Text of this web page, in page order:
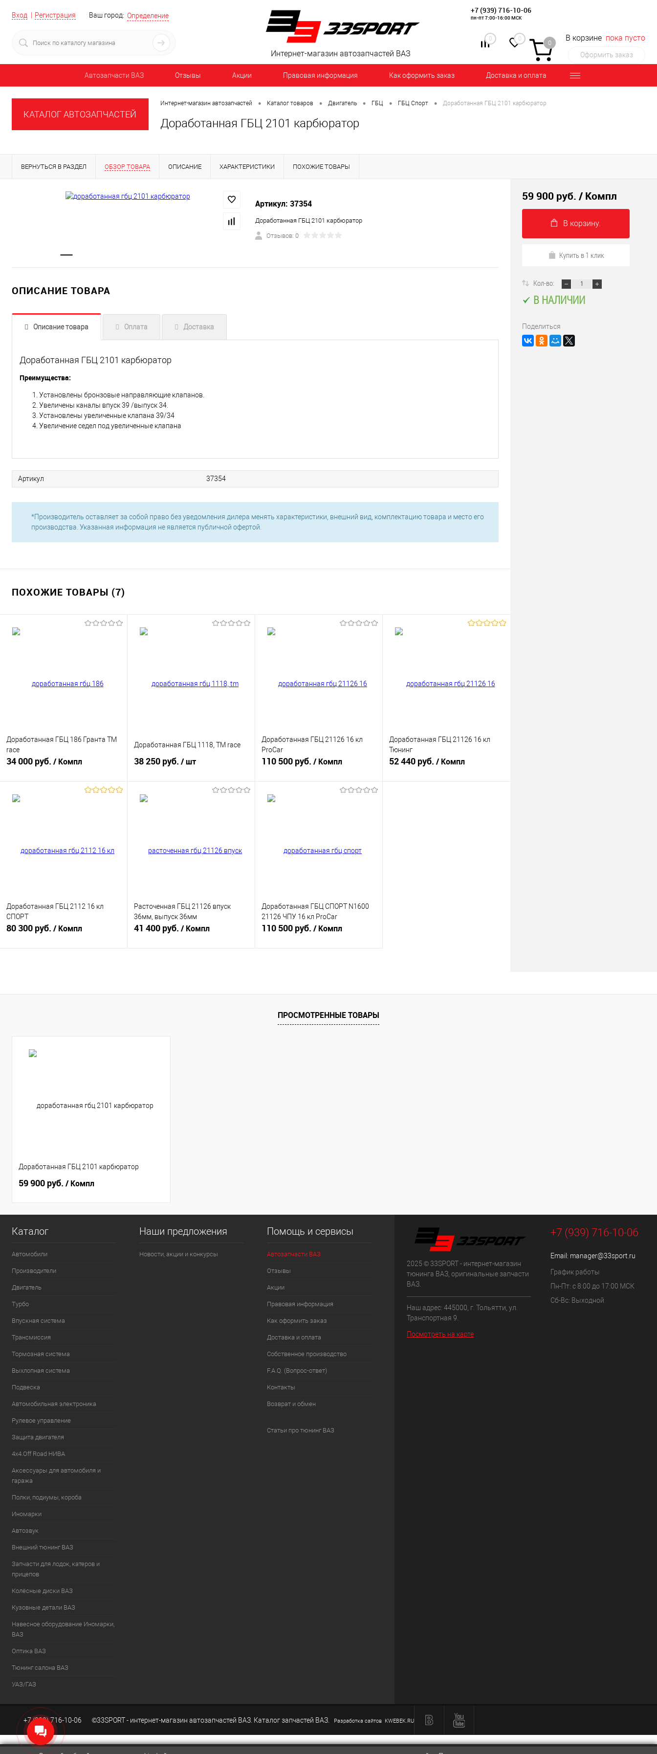
Вход Регистрация Ваш город: Определение
+7 (939) 716-10-06
пн-пт 7:00-16:00 МСК
0 0
0
В корзине пока пусто
Оформить заказ
Интернет-магазин автозапчастей ВАЗ
Автозапчасти ВАЗ Отзывы Акции Правовая информация Как оформить заказ Доставка и оплата
КАТАЛОГ АВТОЗАПЧАСТЕЙ
Интернет-магазин автозапчастей • Каталог товаров • Двигатель • ГБЦ • ГБЦ Спорт • Доработанная ГБЦ 2101 карбюратор
Доработанная ГБЦ 2101 карбюратор
ВЕРНУТЬСЯ В РАЗДЕЛ ОБЗОР ТОВАРА ОПИСАНИЕ ХАРАКТЕРИСТИКИ ПОХОЖИЕ ТОВАРЫ
Артикул: 37354
Доработанная ГБЦ 2101 карбюратор
Отзывов: 0
ОПИСАНИЕ ТОВАРА
Описание товара Оплата Доставка
Доработанная ГБЦ 2101 карбюратор
Преимущества:
Установлены бронзовые направляющие клапанов.
Увеличены каналы впуск 39 /выпуск 34.
Установлены увеличенные клапана 39/34
Увеличение седел под увеличенные клапана
Артикул 37354
*Производитель оставляет за собой право без уведомления дилера менять характеристики, внешний вид, комплектацию товара и место его
производства. Указанная информация не является публичной офертой.
ПОХОЖИЕ ТОВАРЫ (7)
Доработанная ГБЦ 186 Гранта TM
race
34 000 руб. / Компл
Доработанная ГБЦ 1118, TM race
38 250 руб. / шт
Доработанная ГБЦ 21126 16 кл
ProCar
110 500 руб. / Компл
Доработанная ГБЦ 21126 16 кл
Тюнинг
52 440 руб. / Компл
Доработанная ГБЦ 2112 16 кл
СПОРТ
80 300 руб. / Компл
Расточенная ГБЦ 21126 впуск
36мм, выпуск 36мм
41 400 руб. / Компл
Доработанная ГБЦ СПОРТ N1600
21126 ЧПУ 16 кл ProCar
110 500 руб. / Компл
59 900 руб. / Компл
В корзину.
Купить в 1 клик
Кол-во:
В НАЛИЧИИ
Поделиться
ПРОСМОТРЕННЫЕ ТОВАРЫ
Доработанная ГБЦ 2101 карбюратор
59 900 руб. / Компл
Каталог
Автомобили
Производители
Двигатель
Турбо
Впускная система
Трансмиссия
Тормозная система
Выхлопная система
Подвеска
Автомобильная электроника
Рулевое управление
Защита двигателя
4х4.Off Road НИВА
Аксессуары для автомобиля и
гаража
Полки, подиумы, короба
Иномарки
Автозвук
Внешний тюнинг ВАЗ
Запчасти для лодок, катеров и
прицепов
Колёсные диски ВАЗ
Кузовные детали ВАЗ
Навесное оборудование Иномарки,
ВАЗ
Оптика ВАЗ
Тюнинг салона ВАЗ
УАЗ/ГАЗ
Наши предложения
Новости, акции и конкурсы
Помощь и сервисы
Автозапчасти ВАЗ
Отзывы
Акции
Правовая информация
Как оформить заказ
Доставка и оплата
Собственное производство
F.A.Q. (Вопрос-ответ)
Контакты
Возврат и обмен
Статьи про тюнинг ВАЗ
2025 © 33SPORT - интернет-магазин
тюнинга ВАЗ, оригинальные запчасти
ВАЗ.
Наш адрес: 445000, г. Тольятти, ул.
Транспортная 9.
Посмотреть на карте
+7 (939) 716-10-06
Email: manager@33sport.ru
График работы
Пн-Пт: с 8:00 до 17:00 МСК
Сб-Вс: Выходной
+7 (939) 716-10-06 ©33SPORT - интернет-магазин автозапчастей ВАЗ. Каталог запчастей ВАЗ. Разработка сайтов KWEBEK.RU
Создание сайтов KWEBEK.RU